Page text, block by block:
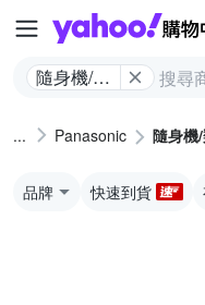
隨身機/類
Panasonic 隨身機
品牌 快速到貨